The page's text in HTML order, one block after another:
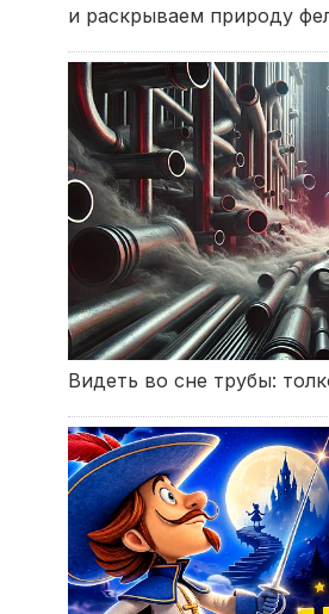
и раскрываем природу
Видеть во сне трубы: